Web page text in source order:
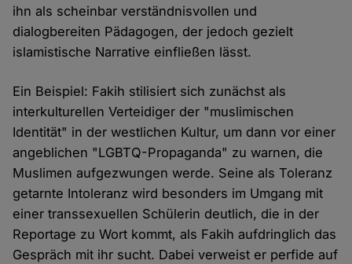
ihn als scheinbar verständnisvollen und
dialogbereiten Pädagogen, der jedoch gezielt
islamistische Narrative einfließen lässt.
Ein Beispiel: Fakih stilisiert sich zunächst als
interkulturellen Verteidiger der "muslimischen
Identität" in der westlichen Kultur, um dann vor einer
angeblichen "LGBTQ-Propaganda" zu warnen, die
Muslimen aufgezwungen werde. Seine als Toleranz
getarnte Intoleranz wird besonders im Umgang mit
einer transsexuellen Schülerin deutlich, die in der
Reportage zu Wort kommt, als Fakih aufdringlich das
Gespräch mit ihr sucht. Dabei verweist er perfide auf